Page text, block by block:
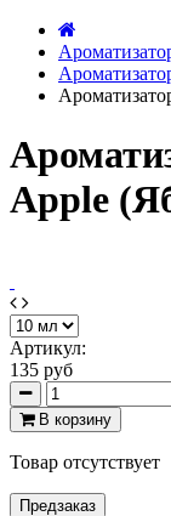
Apple
Артикул:
135 руб
В корзину
Товар отсутствует
Предзаказ